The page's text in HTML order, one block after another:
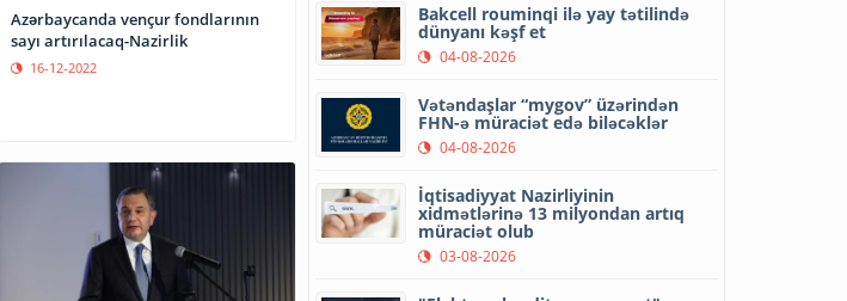
Azərbaycanda vençur fondlarının
sayı artırılacaq-Nazirlik
16-12-2022
Bakcell rouminqi ilə yay tətilində
dünyanı kəşf et
04-08-2026
Vətəndaşlar “mygov” üzərindən
FHN-ə müraciət edə biləcəklər
04-08-2026
İqtisadiyyat Nazirliyinin
xidmətlərinə 13 milyondan artıq
müraciət olub
03-08-2026